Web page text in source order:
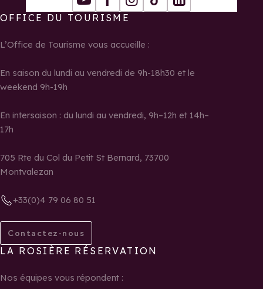
YoutubeFacebookInstagram
Tiktok LinkedIn
OFFICE DU TOURISME
L’Office de Tourisme vous accueille :
En saison du lundi au vendredi de 9h-18h30 et le
weekend 9h-19h
En intersaison : du lundi au vendredi, 9h–12h et 14h–
17h
705 Rte du Col du Petit St Bernard, 73700
Montvalezan
+33(0)4 79 06 80 51
Contactez-nous
LA ROSIÈRE RÉSERVATION
Nos équipes vous répondent :